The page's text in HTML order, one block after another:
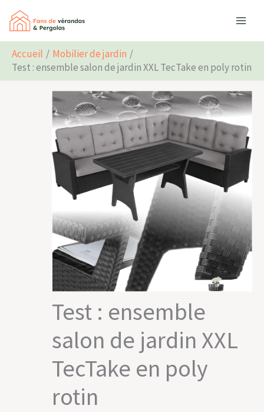
Aller
contenu
Accueil
Mobilier de jardin
Test : ensemble salon de jardin XXL TecTake en poly rotin
Test : ensemble
salon de jardin XXL
TecTake en poly
rotin
Rechercher